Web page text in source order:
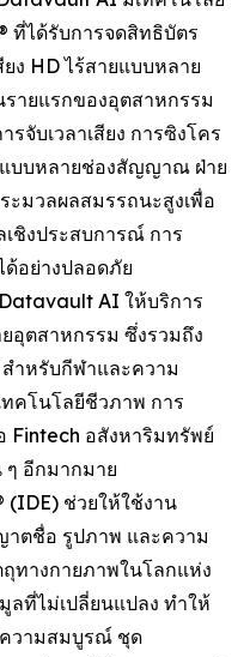
ที่ได้รับการจดสิทธิบัตร
ง HD ไร้สายแบบหลาย
ายแรกของอุตสาหกรรม
จับเวลาเสียง การซิงโคร
บบหลายช่องสัญญาณ ฝ่าย
มวลผลสมรรถนะสูงเพื่อ
ชิงประสบการณ์ การ
ด้อย่างปลอดภัย
AI ให้บริการ
ตสาหกรรม ซึ่งรวมถึง
ำหรับกีฬาและความ
คโนโลยีชีวภาพ การ
Fintech อสังหาริมทรัพย์
อีกมากมาย
ช่วยให้ใช้งาน
าตชื่อ รูปภาพ และความ
ทางกายภาพในโลกแห่ง
ลที่ไม่เปลี่ยนแปลง ทำให้
วามสมบูรณ์ ชุด